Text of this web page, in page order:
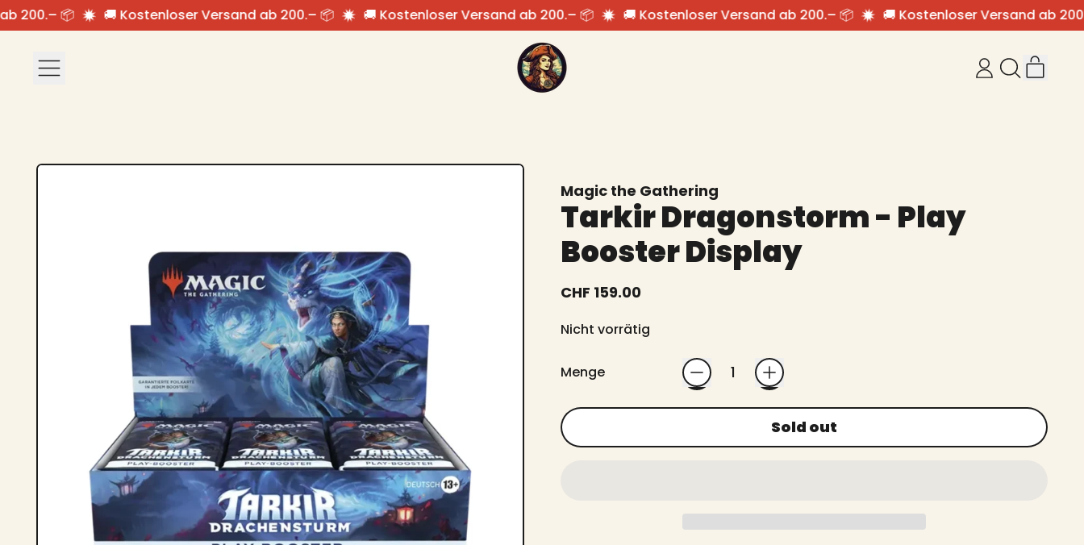
📦 🚚 Kostenloser Versand ab 200.– 📦 🚚 Kostenloser Versand ab 200.– 📦 🚚 Kostenloser Versand ab 200.– 📦 🚚 Kostenloser Versand ab 200.–
Menü
Anmelden
Unsere
Magic the Gathering
Tarkir Dragonstorm - Play
Booster Display
Normaler Preis
CHF 159.00
Nicht vorrätig
Menge
Sold out